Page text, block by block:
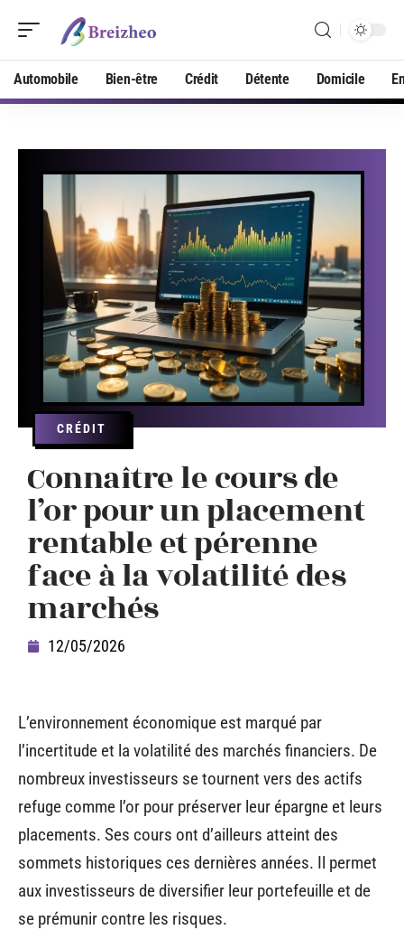
Automobile Bien-être Crédit Détente Domicile
CRÉDIT
Connaître le cours de
l’or pour un placement
rentable et pérenne
face à la volatilité des
marchés
12/05/2026
L’environnement économique est marqué par
l’incertitude et la volatilité des marchés financiers. De
nombreux investisseurs se tournent vers des actifs
refuge comme l’or pour préserver leur épargne et leurs
placements. Ses cours ont d’ailleurs atteint des
sommets historiques ces dernières années. Il permet
aux investisseurs de diversifier leur portefeuille et de
se prémunir contre les risques.